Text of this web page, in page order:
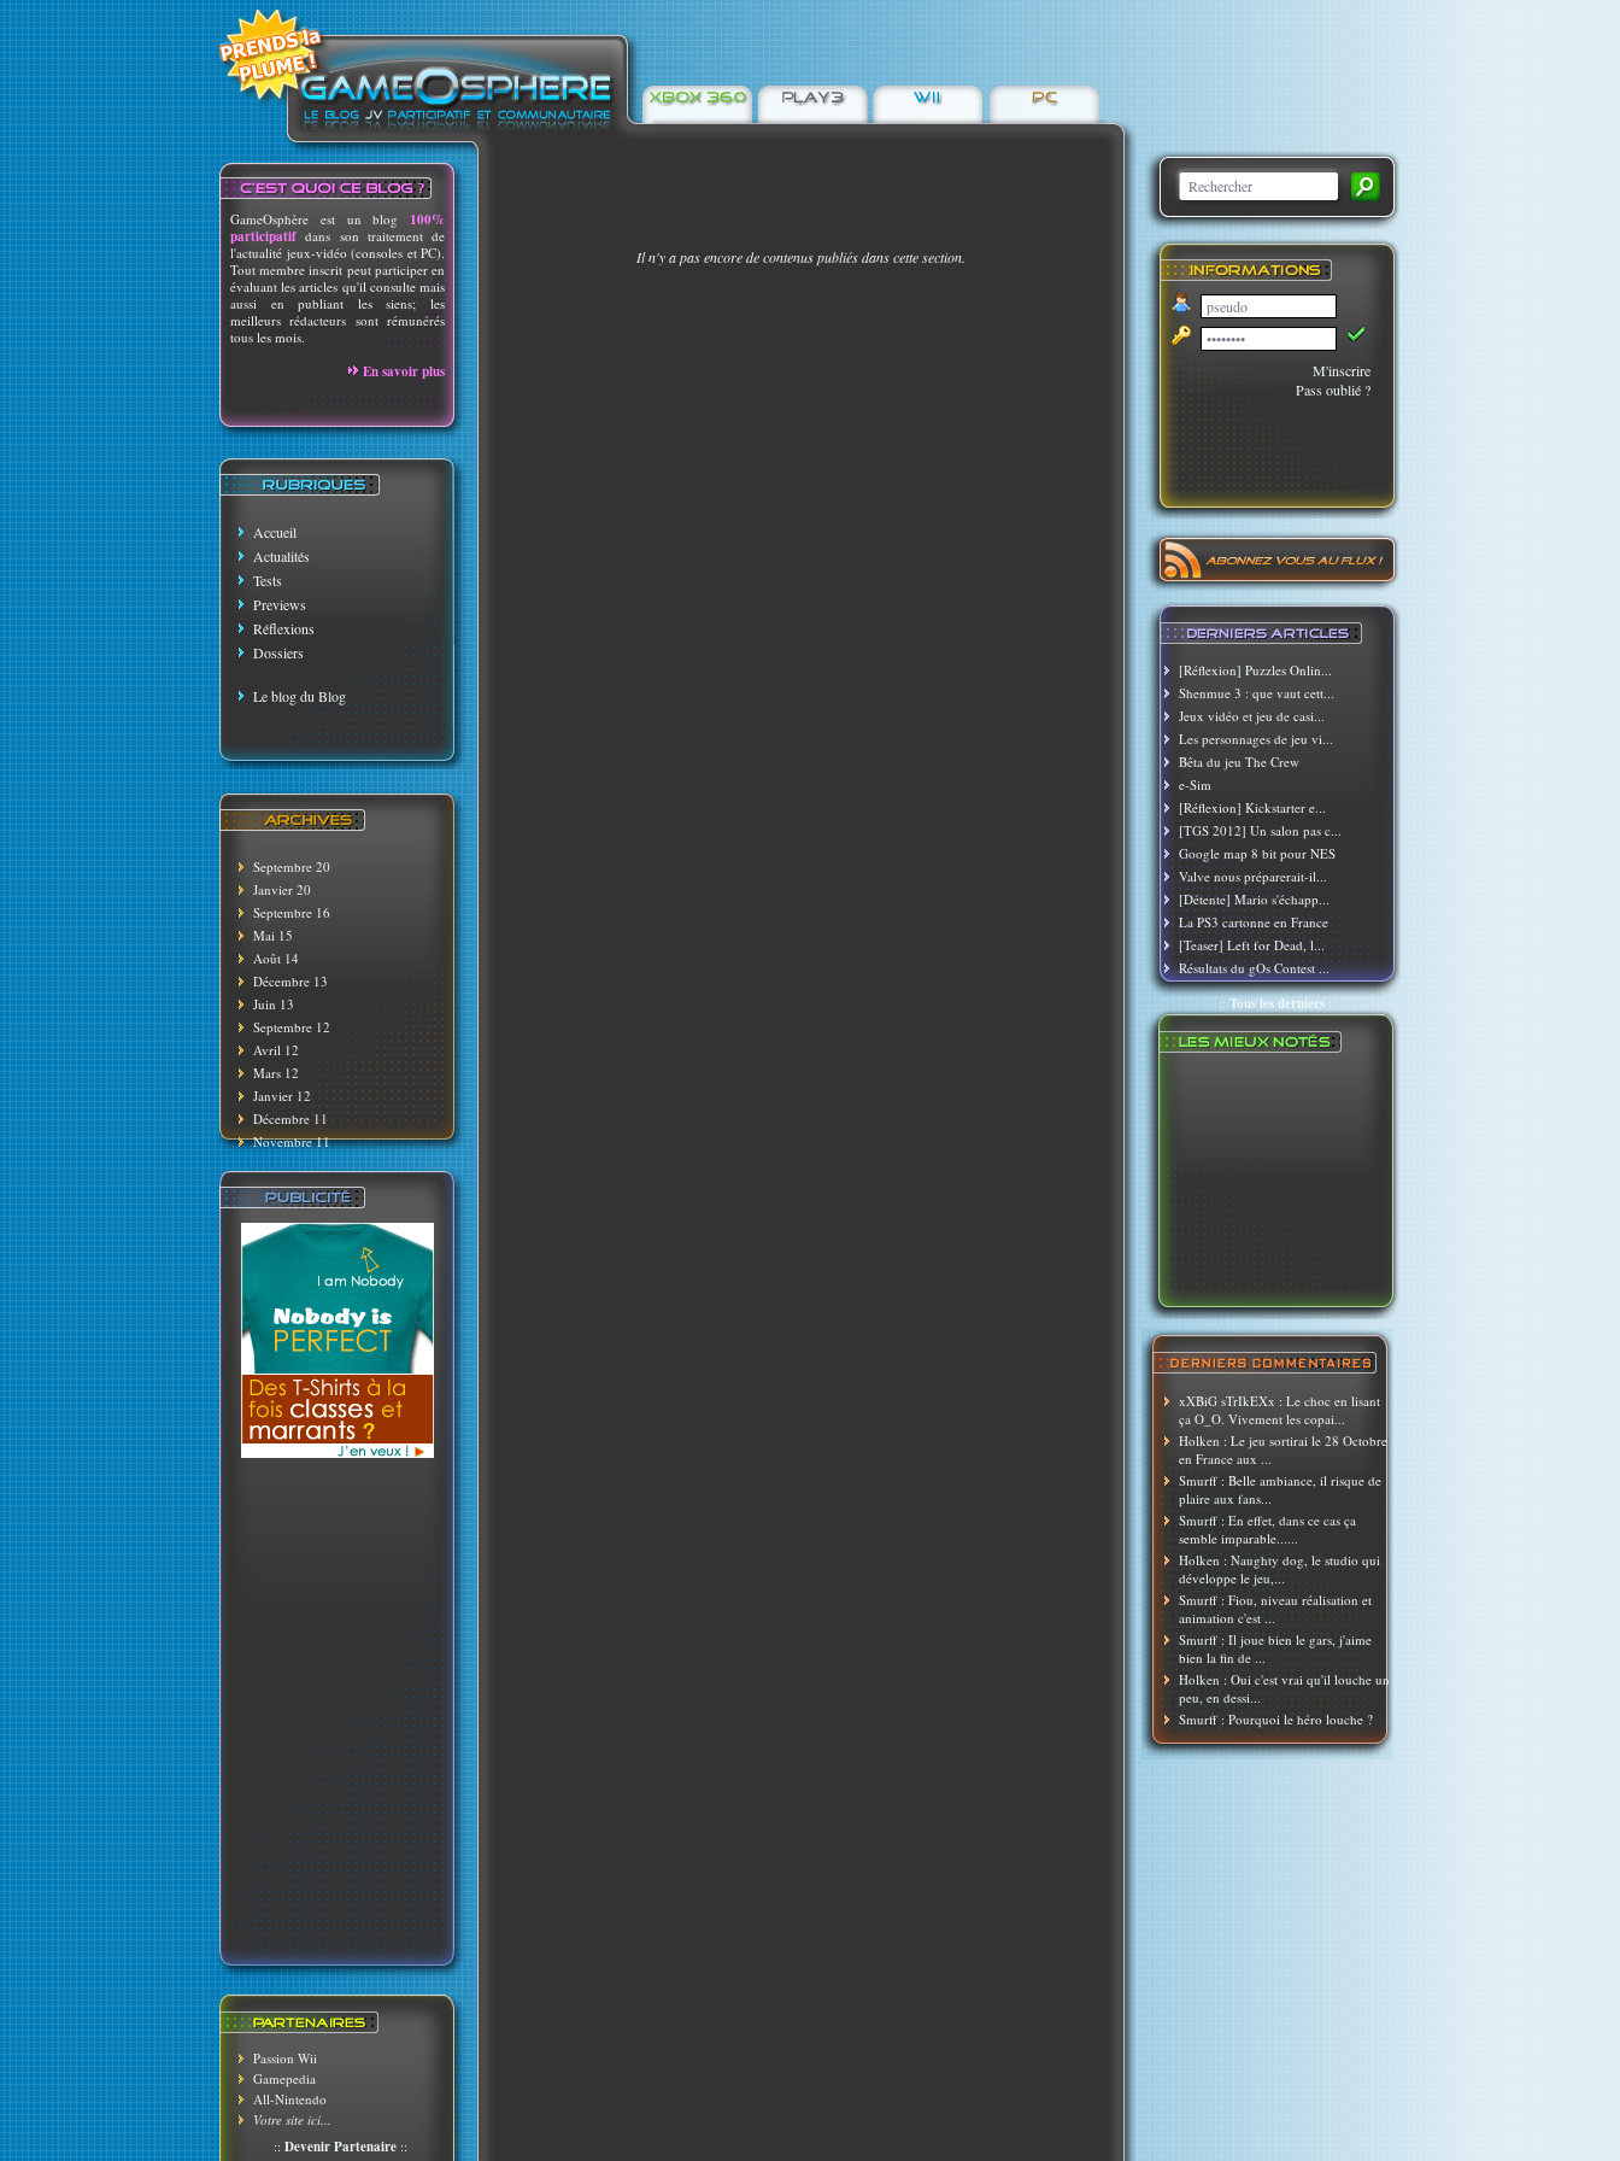
GameOsphère est un blog 100%
participatif dans son traitement de
l'actualité jeux-vidéo (consoles et PC).
Tout membre inscrit peut participer en
évaluant les articles qu'il consulte mais
aussi en publiant les siens; les
meilleurs rédacteurs sont rémunérés
tous les mois.
En savoir plus
Accueil
Actualités
Tests
Previews
Réflexions
Dossiers
Le blog du Blog
Septembre 20
Janvier 20
Septembre 16
Mai 15
Août 14
Décembre 13
Juin 13
Septembre 12
Avril 12
Mars 12
Janvier 12
Décembre 11
Novembre 11
Passion Wii
Gamepedia
All-Nintendo
Votre site ici...
:: Devenir Partenaire ::
M'inscrire
Pass oublié ?
[Réflexion] Puzzles Onlin...
Shenmue 3 : que vaut cett...
Jeux vidéo et jeu de casi...
Les personnages de jeu vi...
Bêta du jeu The Crew
e-Sim
[Réflexion] Kickstarter e...
[TGS 2012] Un salon pas c...
Google map 8 bit pour NES
Valve nous préparerait-il...
[Détente] Mario s'échapp...
La PS3 cartonne en France
[Teaser] Left for Dead, l...
Résultats du gOs Contest ...
:: Tous les derniers::
xXBiG sTrIkEXx : Le choc en lisant
ça O_O. Vivement les copai...
Holken : Le jeu sortirai le 28 Octobre
en France aux ...
Smurff : Belle ambiance, il risque de
plaire aux fans...
Smurff : En effet, dans ce cas ça
semble imparable......
Holken : Naughty dog, le studio qui
développe le jeu,...
Smurff : Fiou, niveau réalisation et
animation c'est ...
Smurff : Il joue bien le gars, j'aime
bien la fin de ...
Holken : Oui c'est vrai qu'il louche un
peu, en dessi...
Smurff : Pourquoi le héro louche ?
Il n'y a pas encore de contenus publiés dans cette section.